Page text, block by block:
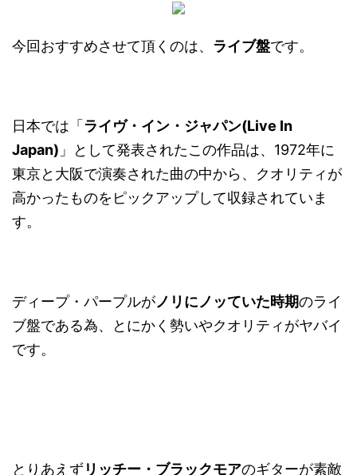
今回おすすめさせて頂くのは、 ライブ盤です。
日本では「ライヴ・イン・ジャパン(Live In
Japan) 」として発表されたこの作品は、1972年に
東京と大阪で演奏された曲の中から、クオリティが
高かったものをピックアップして収録されていま
す。
ディープ・パープルがノリにノッていた時期のライ
ブ盤である為、とにかく勢いやクオリティがヤバイ
です。
とりあえずリッチー・ブラックモアのギターが素敵